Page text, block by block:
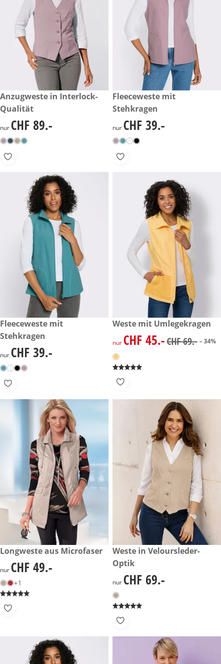
CHF 89.-
Anzugweste in Interlock-
Qualität
CHF 89.-
nur CHF 89.-
CHF 39.-
Fleeceweste mit
Stehkragen
CHF 39.-
nur CHF 39.-
CHF 39.-
Fleeceweste mit
Stehkragen
CHF 39.-
nur CHF 39.-
reduzierter Preis CHF 45.-,
-34%
Weste mit Umlegekragen
reduzierter Preis CHF 45.-,
nur CHF 45.-CHF 69.- – 34%
CHF 49.-
Longweste aus Microfaser
CHF 49.-
nur CHF 49.-
+1
CHF 69.-
Weste in Veloursleder-
Optik
CHF 69.-
nur CHF 69.-